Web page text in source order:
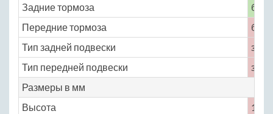
Задние тормоза
Передние тормоза
Тип задней подвески
Тип передней подвески
Размеры в мм
Высота
1683